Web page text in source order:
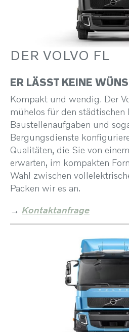
DER VOLVO FL
ER LÄSST KEINE
Kompakt und wendig. Der
mühelos für den städtischen
Baustellenaufgaben und
Bergungsdienste
Qualitäten, die Sie von
erwarten, im kompakten
Wahl zwischen
Packen wir es an.
→ Kontaktanfrage